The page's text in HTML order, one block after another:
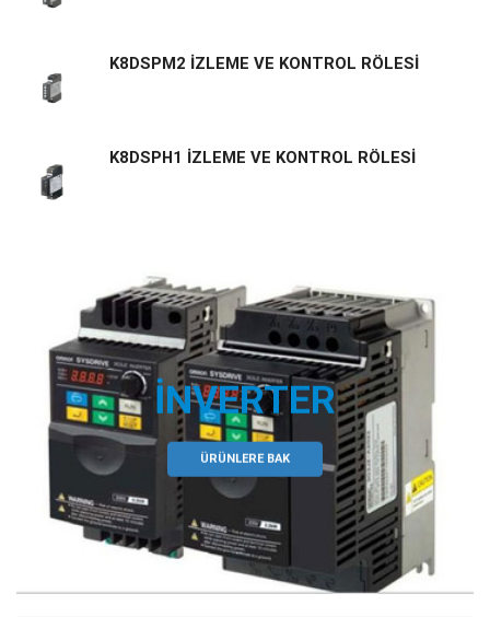
K8DSPM2 İZLEME VE KONTROL RÖLESİ
K8DSPH1 İZLEME VE KONTROL RÖLESİ
İNVERTER
ÜRÜNLERE BAK